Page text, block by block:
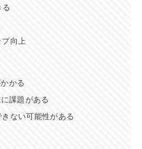
る
向上
かる
課題がある
ない可能性がある